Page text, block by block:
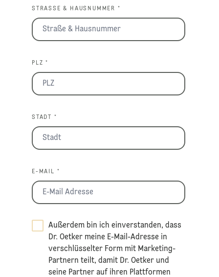
STRASSE & HAUSNUMMER *
PLZ *
STADT *
E-MAIL *
Außerdem bin ich einverstanden, dass
Dr. Oetker meine E-Mail-Adresse in
verschlüsselter Form mit Marketing-
Partnern teilt, damit Dr. Oetker und
seine Partner auf ihren Plattformen